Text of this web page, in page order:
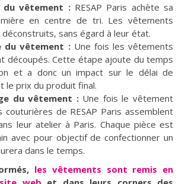
du vêtement :RESAP Paris achète sa
en centre de tri. Les vêtements
sans égard à leur état.
du vêtement :Une fois les vêtements
découpés. Cette étape ajoute du temps
et a donc un impact sur le délai de
le prix du produit final.
du vêtement :Une fois le vêtement
couturières de RESAP Paris assemblent
leur atelier à Paris. Chaque pièce est
avec pour objectif de confectionner un
dans le temps.
les vêtements sont remis en